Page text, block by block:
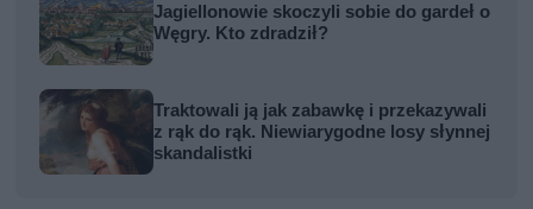
Jagiellonowie skoczyli sobie do gardeł o
Węgry. Kto zdradził?
Traktowali ją jak zabawkę i przekazywali
z rąk do rąk. Niewiarygodne losy słynnej
skandalistki